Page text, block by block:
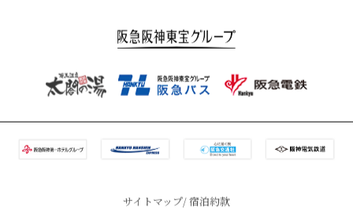
サイトマップ 宿泊約款